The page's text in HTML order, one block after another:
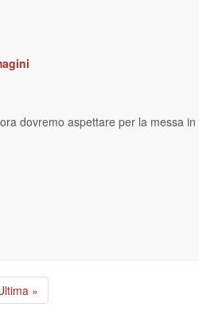
dovremo aspettare per la messa in
»